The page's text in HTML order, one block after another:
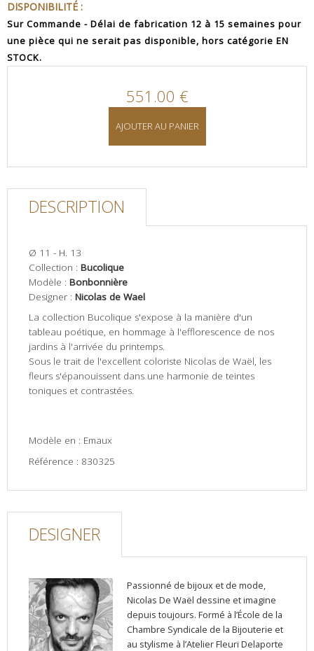
DISPONIBILITÉ :
Sur Commande - Délai de fabrication 12 à 15 semaines pour
une pièce qui ne serait pas disponible, hors catégorie EN
STOCK.
551.00 €
AJOUTER AU PANIER
DESCRIPTION
Ø 11 - H. 13
Collection : Bucolique
Modèle : Bonbonnière
Designer : Nicolas de Wael
La collection Bucolique s'expose à la manière d'un
tableau poétique, en hommage à l'efflorescence de nos
jardins à l'arrivée du printemps.
Sous le trait de l'excellent coloriste Nicolas de Waël, les
fleurs s'épanouissent dans une harmonie de teintes
toniques et contrastées.
Modèle en : Emaux
Référence : 830325
DESIGNER
Passionné de bijoux et de mode,
Nicolas De Waël dessine et imagine
depuis toujours. Formé à l’École de la
Chambre Syndicale de la Bijouterie et
au stylisme à l’Atelier Fleuri Delaporte